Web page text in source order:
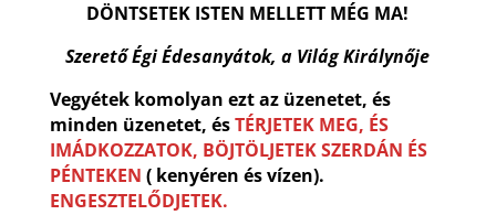
DÖNTSETEK ISTEN MELLETT MÉG MA!
Szerető Égi Édesanyátok, a Világ Királynője
Vegyétek komolyan ezt az üzenetet, és
minden üzenetet, ésTÉRJETEK MEG, ÉS
IMÁDKOZZATOK, BÖJTÖLJETEK SZERDÁN ÉS
PÉNTEKEN ( kenyéren és vízen).
ENGESZTELŐDJETEK.